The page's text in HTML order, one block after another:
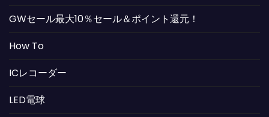
GWセール最大10％セール＆ポイント還元！
How To
ICレコーダー
LED電球